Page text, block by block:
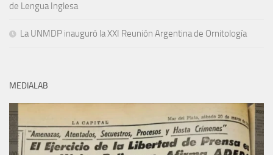
de Lengua Inglesa
La UNMDP inauguró la XXI Reunión Argentina de Ornitología
MEDIALAB